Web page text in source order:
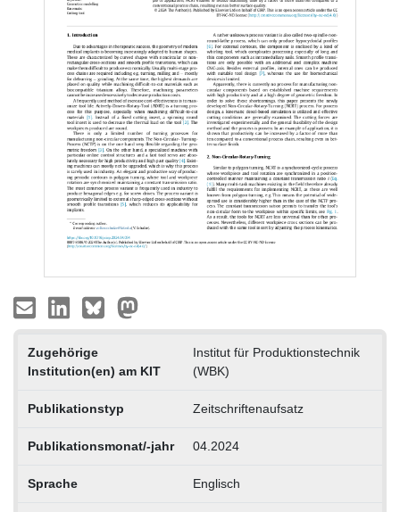
Zugehörige
Institution(en) am KIT
Institut für Produktionstechnik
(WBK)
Publikationstyp Zeitschriftenaufsatz
Publikationsmonat/-jahr 04.2024
Sprache Englisch